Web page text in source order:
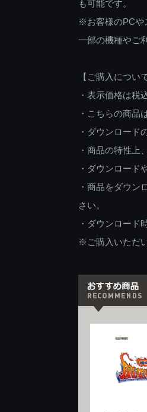
も可能です。
※お客様のPCや
一部の機種やご
【ご購入につい
・表示価格は税
・こちらの商品
・ダウンロード
・商品の特性上
・ダウンロード
・商品をダウン
さい。
・ダウンロード
※ご購入いただ